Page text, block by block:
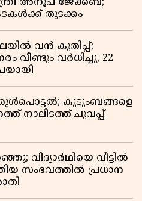
അനൂപ് ജേക്കബ്;
തുടക്കം
വൻ കുതിപ്പ്;
വീണ്ടും വർധിച്ചു, 22
കുടുംബങ്ങളെ
നാലിടത്ത് ചുവപ്പ്
വിദ്യാർഥിയെ വീട്ടിൽ
സംഭവത്തിൽ പ്രധാന